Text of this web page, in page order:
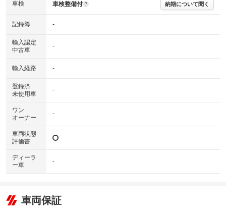
す。車両情報等の詳細は各販売店へお問い合わせ下さい。
車検 車検整備付 ? 納期について聞く
記録簿 -
輸入認定
中古車
-
輸入経路 -
登録済
未使用車
-
ワン
オーナー
-
車両状態
評価書
ディーラ
ー車
-
車両保証